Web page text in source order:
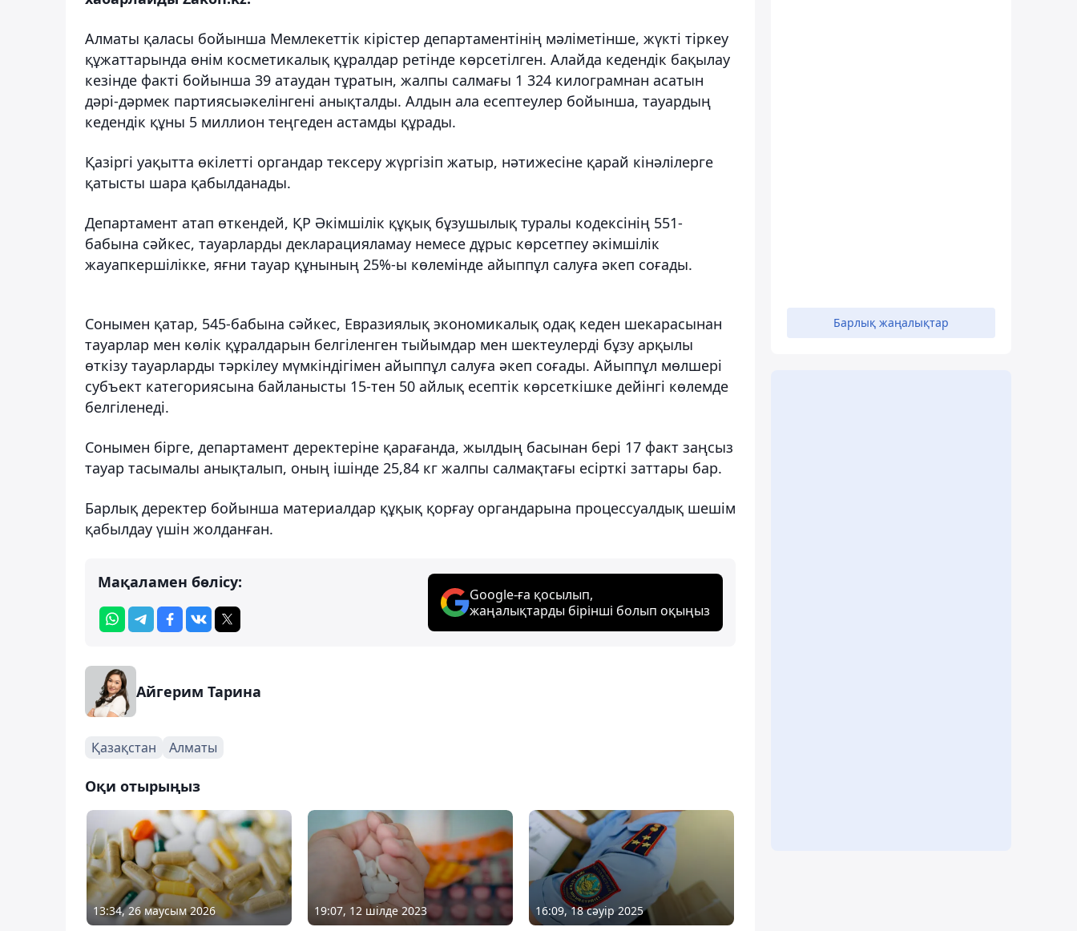
Алматы қаласы бойынша Мемлекеттік кірістер департаментінің мәліметінше, жүкті тіркеу
құжаттарында өнім косметикалық құралдар ретінде көрсетілген. Алайда кедендік бақылау
кезінде факті бойынша 39 атаудан тұратын, жалпы салмағы 1 324 килограмнан асатын
дәрі-дәрмек партиясыәкелінгені анықталды. Алдын ала есептеулер бойынша, тауардың
кедендік құны 5 миллион теңгеден астамды құрады.
Қазіргі уақытта өкілетті органдар тексеру жүргізіп жатыр, нәтижесіне қарай кінәлілерге
қатысты шара қабылданады.
Департамент атап өткендей, ҚР Әкімшілік құқық бұзушылық туралы кодексінің 551-
бабына сәйкес, тауарларды декларацияламау немесе дұрыс көрсетпеу әкімшілік
жауапкершілікке, яғни тауар құнының 25%-ы көлемінде айыппұл салуға әкеп соғады.
Сонымен қатар, 545-бабына сәйкес, Евразиялық экономикалық одақ кеден шекарасынан
тауарлар мен көлік құралдарын белгіленген тыйымдар мен шектеулерді бұзу арқылы
өткізу тауарларды тәркілеу мүмкіндігімен айыппұл салуға әкеп соғады. Айыппұл мөлшері
субъект категориясына байланысты 15-тен 50 айлық есептік көрсеткішке дейінгі көлемде
белгіленеді.
Сонымен бірге, департамент деректеріне қарағанда, жылдың басынан бері 17 факт заңсыз
тауар тасымалы анықталып, оның ішінде 25,84 кг жалпы салмақтағы есірткі заттары бар.
Барлық деректер бойынша материалдар құқық қорғау органдарына процессуалдық шешім
қабылдау үшін жолданған.
Мақаламен бөлісу:
Google-ға қосылып,
жаңалықтарды бірінші болып оқыңыз
Айгерим Тарина
Қазақстан Алматы
Оқи отырыңыз
13:34, 26 маусым 2026 19:07, 12 шілде 2023 16:09, 18 сәуір 2025
Барлық жаңалықтар